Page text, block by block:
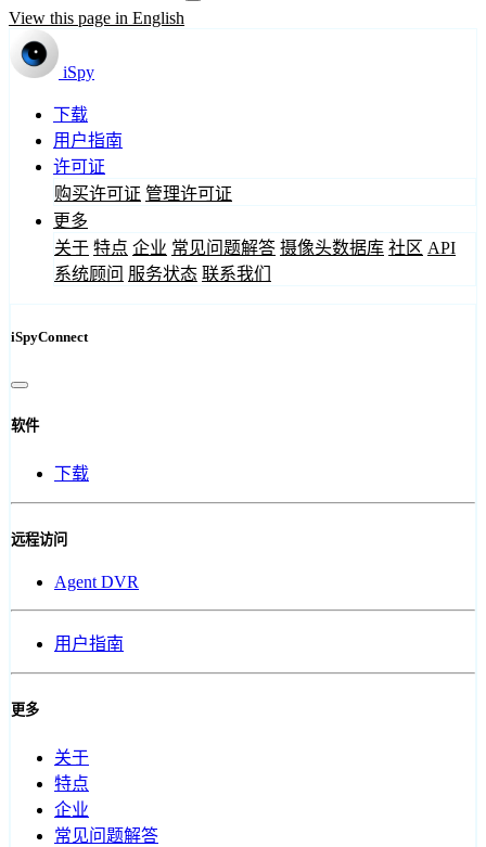
View this page in English
iSpy
下载
用户指南
许可证
购买许可证 管理许可证
更多
关于 特点 企业 常见问题解答 摄像头数据库 社区 API
系统顾问 服务状态 联系我们
iSpyConnect
软件
下载
远程访问
Agent DVR
用户指南
更多
关于
特点
企业
常见问题解答